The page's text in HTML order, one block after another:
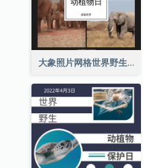
大象照片网格世界野生动物日Instagram帖子